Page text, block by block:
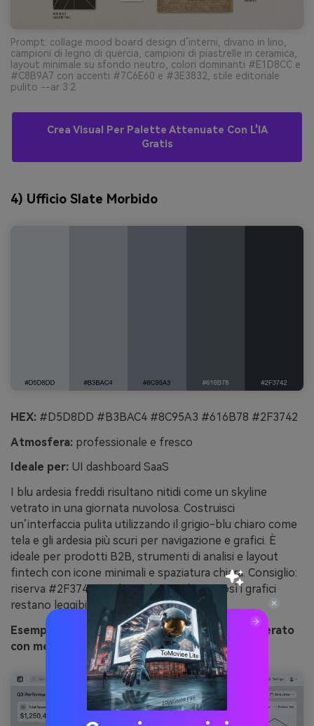
Prompt: collage mood board design d’interni, divano in lino,
campioni di legno di quercia, campioni di piastrelle in ceramica,
layout minimale su sfondo neutro, colori dominanti #E1D8CC e
#C8B9A7 con accenti #7C6E60 e #3E3832, stile editoriale
pulito --ar 3:2
Crea Visual Per Palette Attenuate Con L'IA
Gratis
4) Ufficio Slate Morbido
HEX: #D5D8DD #B3BAC4 #8C95A3 #616B78 #2F3742
Atmosfera: professionale e fresco
Ideale per: UI dashboard SaaS
I blu ardesia freddi risultano nitidi come un skyline
vetrato in una giornata nuvolosa. Costruisci
un’interfaccia pulita utilizzando il grigio-blu chiaro come
tela e gli ardesia più scuri per navigazione e grafici. È
ideale per prodotti B2B, strumenti di analisi e layout
fintech con icone minimali e spaziatura chiara. Consiglio:
riserva #2F3742 per le etichette chiave così i grafici
restano leggibili.
Esempio immagine di ufficio slate morbido generato
con media.io